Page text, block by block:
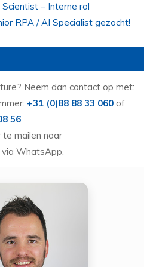
– Interne rol
RPA / AI Specialist gezocht!
Neem dan contact op met:
+31 (0)88 88 33 060 of
56.
te mailen naar
WhatsApp.